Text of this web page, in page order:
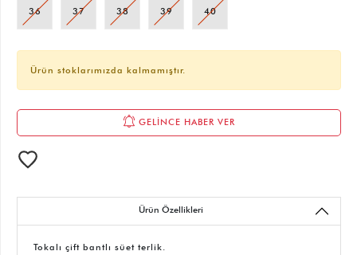
36 37 38 39 40
Ürün stoklarımızda kalmamıştır.
GELİNCE HABER VER
Ürün Özellikleri
Tokalı çift bantlı süet terlik.